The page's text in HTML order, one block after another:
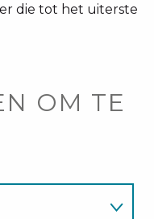
die tot het uiterste
OM TE